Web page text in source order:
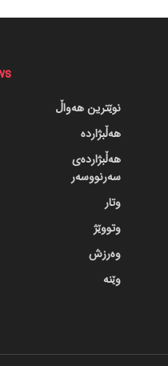
نوێترین هەواڵ
هەڵبژاردە
هەڵبژاردەی
سەرنووسەر
وتار
وتووێژ
وەرزش
وێنە